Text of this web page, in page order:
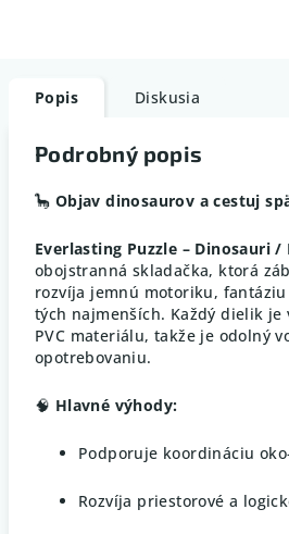
Popis Diskusia
Podrobný popis
🦕 Objav dinosaurov a cestuj
Everlasting Puzzle – Dinosauri /
obojstranná skladačka, ktorá
rozvíja jemnú motoriku,
tých najmenších. Každý dielik je
PVC materiálu, takže je odolný
opotrebovaniu.
🧠 Hlavné výhody:
Podporuje koordináciu
Rozvíja priestorové a